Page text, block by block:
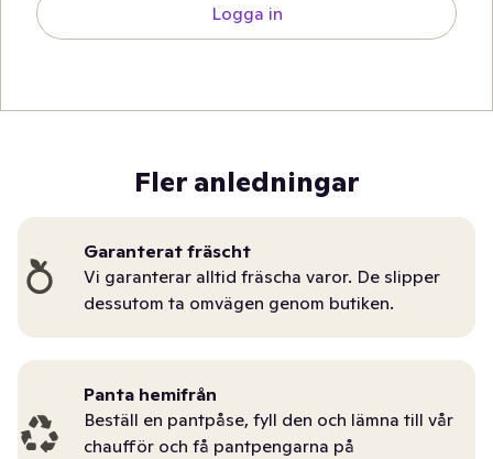
Logga in
Fler anledningar
Garanterat fräscht
Vi garanterar alltid fräscha varor. De slipper
dessutom ta omvägen genom butiken.
Panta hemifrån
Beställ en pantpåse, fyll den och lämna till vår
chaufför och få pantpengarna på